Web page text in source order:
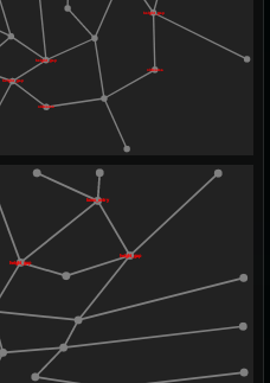
height_gap
height_gap
height_gap
sidearea
sidearea
boss_entry
height_gap
height_gap